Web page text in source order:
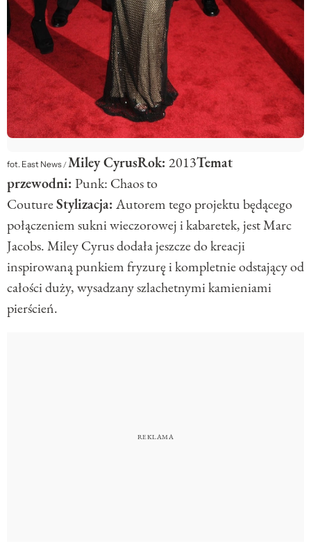
fot. East News/Miley CyrusRok: 2013Temat
przewodni: Punk: Chaos to
CoutureStylizacja: Autorem tego projektu będącego
połączeniem sukni wieczorowej i kabaretek, jest Marc
Jacobs. Miley Cyrus dodała jeszcze do kreacji
inspirowaną punkiem fryzurę i kompletnie odstający od
całości duży, wysadzany szlachetnymi kamieniami
pierścień.